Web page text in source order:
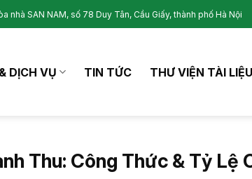
SAN NAM, số 78 Duy Tân, Cầu Giấy, thành phố Hà Nội
DỊCH VỤ TIN TỨC THƯ VIỆN TÀI LIỆU
Thu: Công Thức & Tỷ Lệ